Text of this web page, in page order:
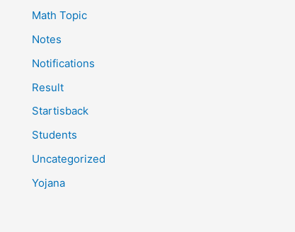
Math Topic
Notes
Notifications
Result
Startisback
Students
Uncategorized
Yojana